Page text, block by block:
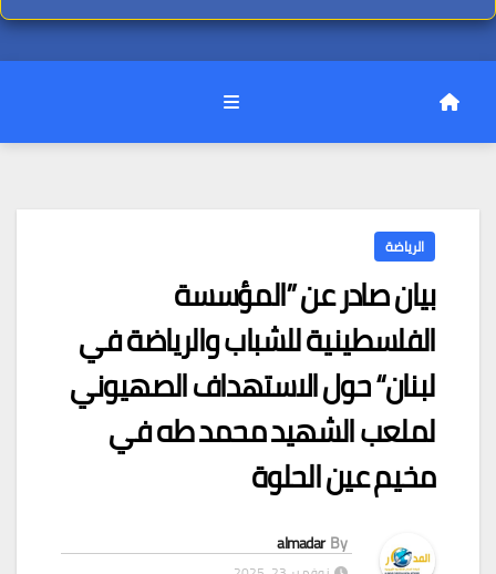
الرياضة
بيان صادر عن ”المؤسسة
الفلسطينية للشباب والرياضة في
لبنان“ حول الاستهداف الصهيوني
لملعب الشهيد محمد طه في
مخيم عين الحلوة
By
almadar